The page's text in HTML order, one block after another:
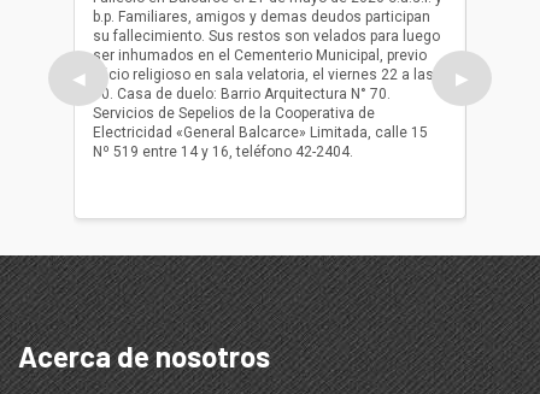
◀
b.p. Familiares, amigos y demas deudos participan
su fallecimiento. Sus restos son velados para luego
ser inhumados en el Cementerio Municipal, previo
oficio religioso en sala velatoria, el viernes 22 a las
10. Casa de duelo: Barrio Arquitectura N° 70.
Servicios de Sepelios de la Cooperativa de
Electricidad «General Balcarce» Limitada, calle 15
Nº 519 entre 14 y 16, teléfono 42-2404.
ser
oficio
▶
Acerca de nosotros